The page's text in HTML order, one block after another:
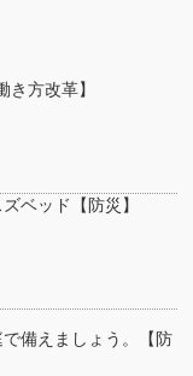
方改革】
ベッド【防災】
備えましょう。【防